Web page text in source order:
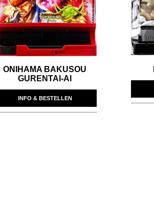
ONIHAMA BAKUSOU
GURENTAI-AI
INFO & BESTELLEN